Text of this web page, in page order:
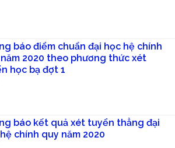
báo điểm chuẩn đại học hệ chính
2020 theo phương thức xét
học bạ đợt 1
báo kết quả xét tuyển thẳng đại
chính quy năm 2020